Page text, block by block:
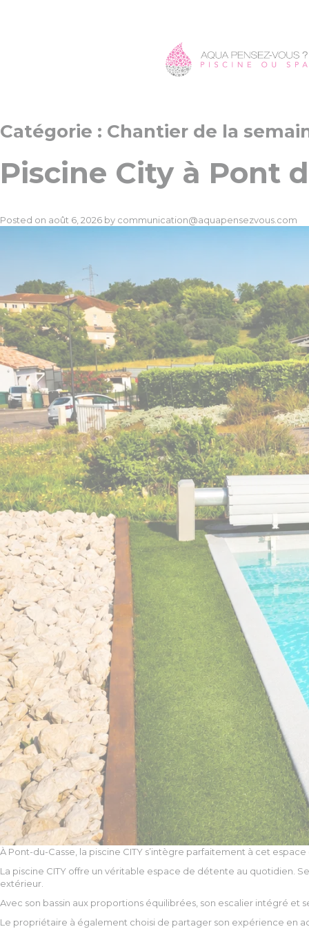
Catégorie : Chantier de la
Piscine City à Pont
Posted on août 6, 2026 by communication@aquapensezvous.com
À Pont-du-Casse, la piscine CITY s’intègre parfaitement à cet
La piscine CITY offre un véritable espace de détente au quotidien.
extérieur.
Avec son bassin aux proportions équilibrées, son escalier intégré
Le propriétaire à également choisi de partager son expérience en